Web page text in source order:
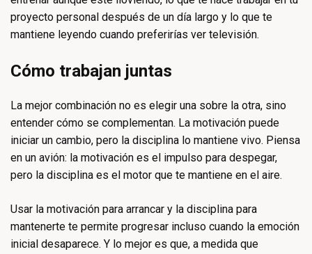
proyecto personal después de un día largo y lo que te
mantiene leyendo cuando preferirías ver televisión.
Cómo trabajan juntas
La mejor combinación no es elegir una sobre la otra, sino
entender cómo se complementan. La motivación puede
iniciar un cambio, pero la disciplina lo mantiene vivo. Piensa
en un avión: la motivación es el impulso para despegar,
pero la disciplina es el motor que te mantiene en el aire.
Usar la motivación para arrancar y la disciplina para
mantenerte te permite progresar incluso cuando la emoción
inicial desaparece. Y lo mejor es que, a medida que